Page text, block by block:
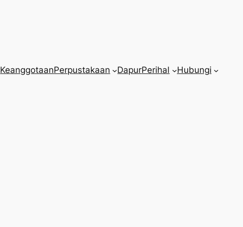
KeanggotaanPerpustakaan DapurPerihal Hubungi